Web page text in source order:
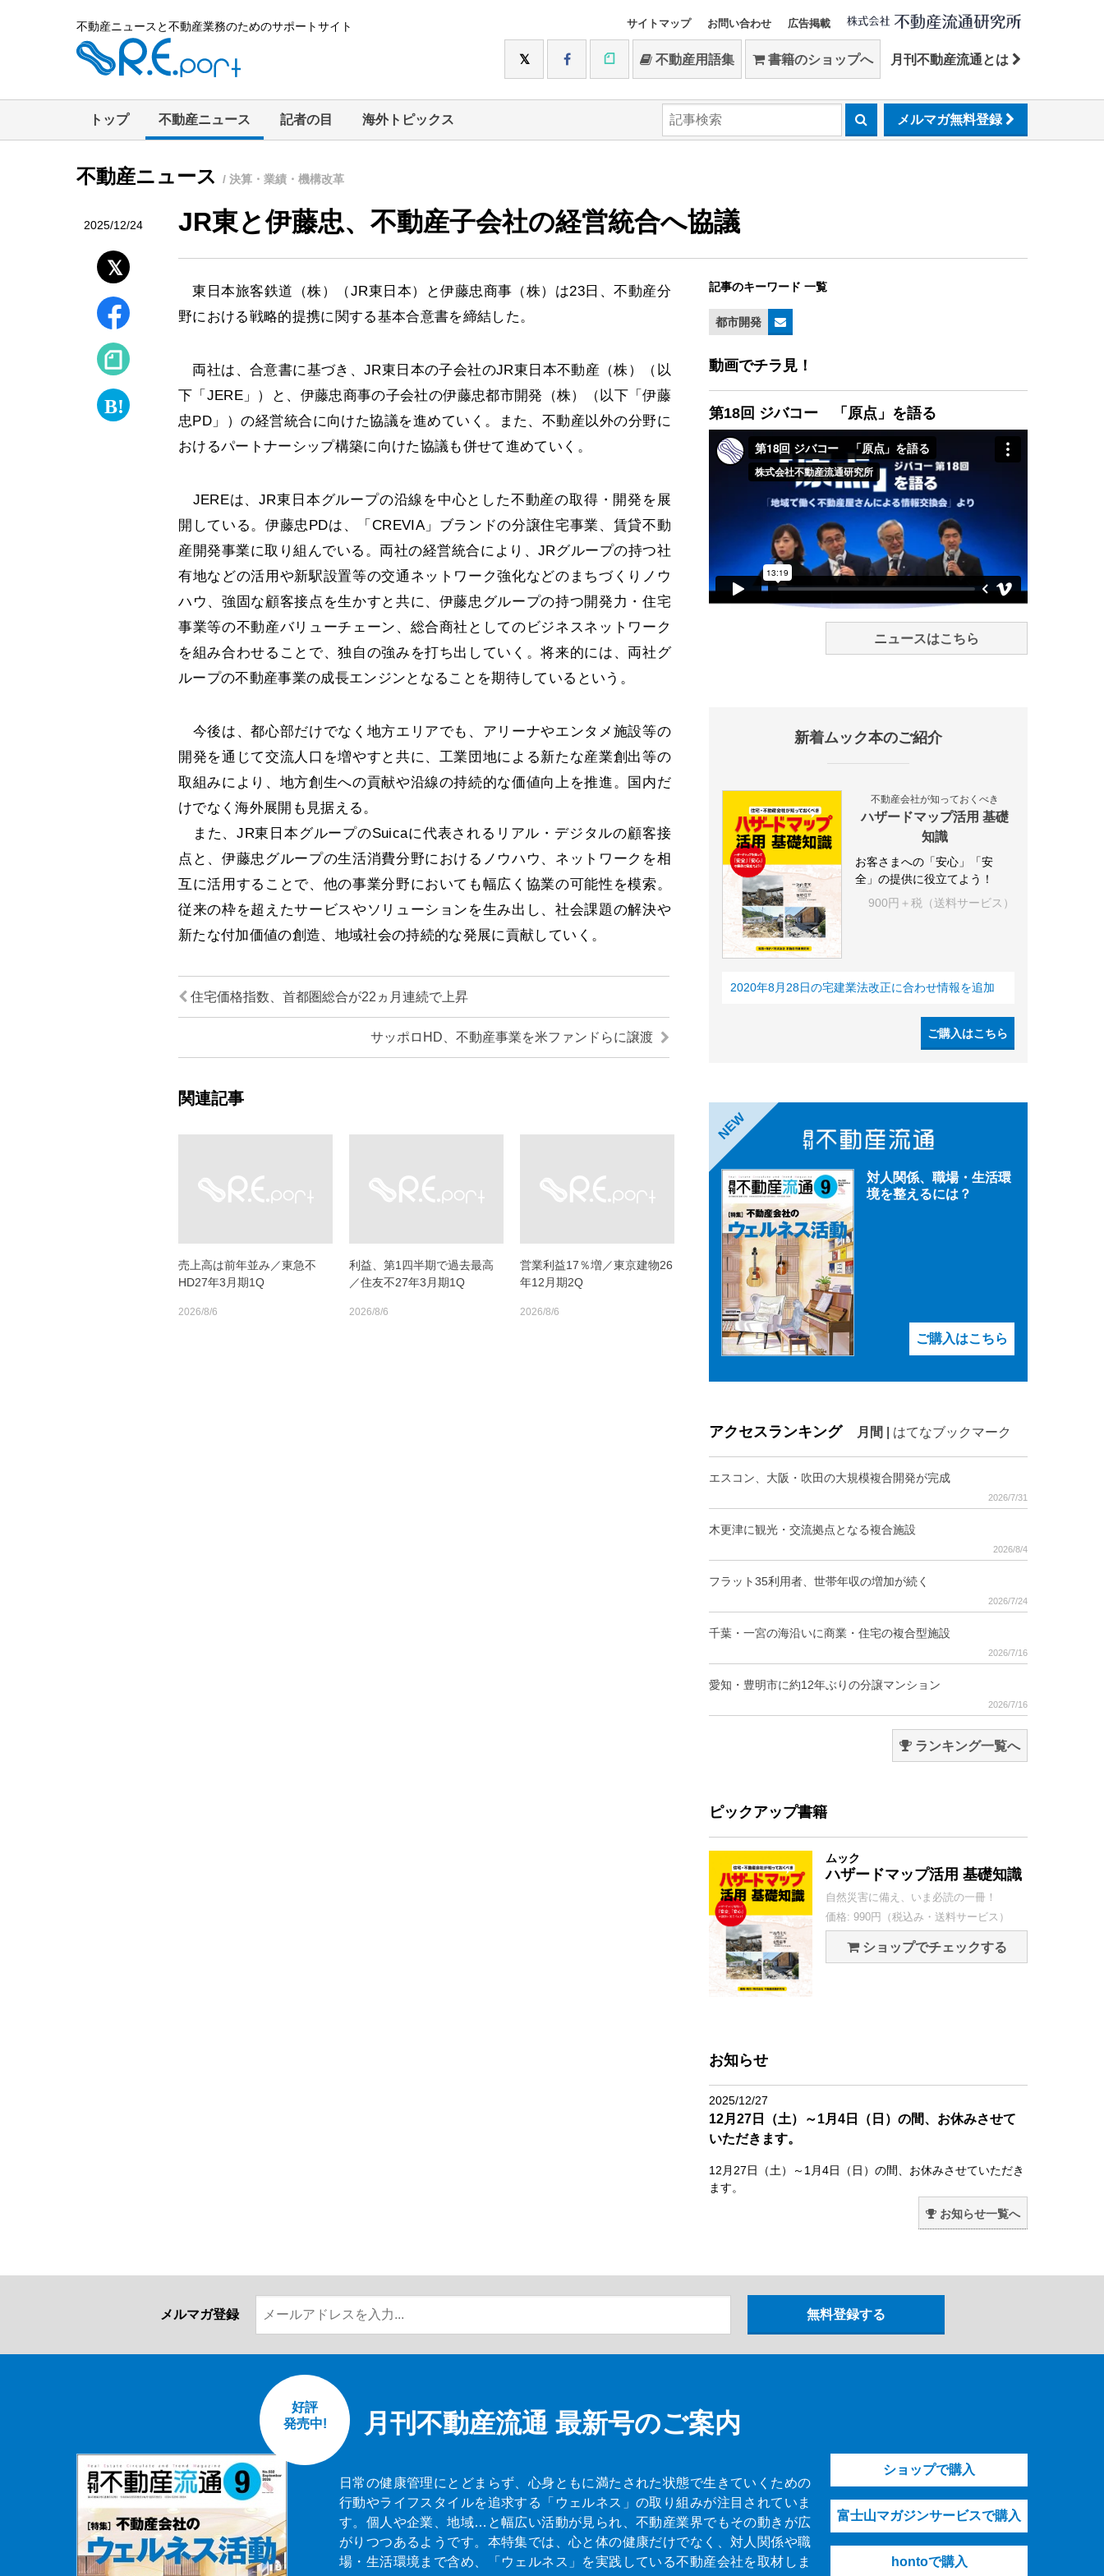
不動産ニュースと不動産業務のためのサポートサイト サイトマップ お問い合わせ 広告掲載
不動産用語集 書籍のショップへ 月刊不動産流通とは
トップ 不動産ニュース 記者の目 海外トピックス メルマガ無料登録
不動産ニュース / 決算・業績・機構改革
2025/12/24 JR東と伊藤忠、不動産子会社の経営統合へ協議
東日本旅客鉄道（株）（JR東日本）と伊藤忠商事（株）は23日、不動産分
野における戦略的提携に関する基本合意書を締結した。
両社は、合意書に基づき、JR東日本の子会社のJR東日本不動産（株）（以
下「JERE」）と、伊藤忠商事の子会社の伊藤忠都市開発（株）（以下「伊藤
忠PD」）の経営統合に向けた協議を進めていく。また、不動産以外の分野に
おけるパートナーシップ構築に向けた協議も併せて進めていく。
JEREは、JR東日本グループの沿線を中心とした不動産の取得・開発を展
開している。伊藤忠PDは、「CREVIA」ブランドの分譲住宅事業、賃貸不動
産開発事業に取り組んでいる。両社の経営統合により、JRグループの持つ社
有地などの活用や新駅設置等の交通ネットワーク強化などのまちづくりノウ
ハウ、強固な顧客接点を生かすと共に、伊藤忠グループの持つ開発力・住宅
事業等の不動産バリューチェーン、総合商社としてのビジネスネットワーク
を組み合わせることで、独自の強みを打ち出していく。将来的には、両社グ
ループの不動産事業の成長エンジンとなることを期待しているという。
今後は、都心部だけでなく地方エリアでも、アリーナやエンタメ施設等の
開発を通じて交流人口を増やすと共に、工業団地による新たな産業創出等の
取組みにより、地方創生への貢献や沿線の持続的な価値向上を推進。国内だ
けでなく海外展開も見据える。
また、JR東日本グループのSuicaに代表されるリアル・デジタルの顧客接
点と、伊藤忠グループの生活消費分野におけるノウハウ、ネットワークを相
互に活用することで、他の事業分野においても幅広く協業の可能性を模索。
従来の枠を超えたサービスやソリューションを生み出し、社会課題の解決や
新たな付加価値の創造、地域社会の持続的な発展に貢献していく。
住宅価格指数、首都圏総合が22ヵ月連続で上昇
サッポロHD、不動産事業を米ファンドらに譲渡
関連記事
売上高は前年並み／東急不
HD27年3月期1Q
2026/8/6
利益、第1四半期で過去最高
／住友不27年3月期1Q
2026/8/6
営業利益17％増／東京建物26
年12月期2Q
2026/8/6
記事のキーワード 一覧
都市開発
動画でチラ見！
第18回 ジバコー 「原点」を語る
ニュースはこちら
新着ムック本のご紹介
不動産会社が知っておくべき
ハザードマップ活用 基礎
知識
お客さまへの「安心」「安
全」の提供に役立てよう！
900円＋税（送料サービス）
2020年8月28日の宅建業法改正に合わせ情報を追加
ご購入はこちら
NEW
対人関係、職場・生活環
境を整えるには？
ご購入はこちら
アクセスランキング 月間 はてなブックマーク
エスコン、大阪・吹田の大規模複合開発が完成
2026/7/31
木更津に観光・交流拠点となる複合施設
2026/8/4
フラット35利用者、世帯年収の増加が続く
2026/7/24
千葉・一宮の海沿いに商業・住宅の複合型施設
2026/7/16
愛知・豊明市に約12年ぶりの分譲マンション
2026/7/16
ランキング一覧へ
ピックアップ書籍
ムック
ハザードマップ活用 基礎知識
自然災害に備え、いま必読の一冊！
価格: 990円（税込み・送料サービス）
ショップでチェックする
お知らせ
2025/12/27
12月27日（土）～1月4日（日）の間、お休みさせて
いただきます。
12月27日（土）～1月4日（日）の間、お休みさせていただき
ます。
お知らせ一覧へ
メルマガ登録
月刊不動産流通 最新号のご案内
好評
発売中!
日常の健康管理にとどまらず、心身ともに満たされた状態で生きていくための
行動やライフスタイルを追求する「ウェルネス」の取り組みが注目されていま
す。個人や企業、地域…と幅広い活動が見られ、不動産業界でもその動きが広
がりつつあるようです。本特集では、心と体の健康だけでなく、対人関係や職
場・生活環境まで含め、「ウェルネス」を実践している不動産会社を取材しま
ショップで購入
富士山マガジンサービスで購入
hontoで購入